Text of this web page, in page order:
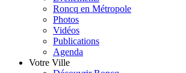
Roncq en Métropole
Photos
Vidéos
Publications
Agenda
Votre Ville